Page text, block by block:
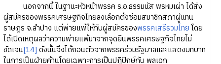
นอกจากนี้ ในฐานะหัวหน้าพรรค ร.อ.ธรรมนัส พรหมเผ่า ได้ส่ง
ผู้สมัครของพรรคเศรษฐกิจไทยลงเลือกตั้งซ่อมสมาชิกสภาผู้แทน
ราษฎร จ.ลำปาง แต่พ่ายแพ้ให้กับผู้สมัครของพรรคเสรีรวมไทยโดย
ได้เปิดเหตุผลว่าความพ่ายแพ้มาจากจุดยืนพรรคเศรษฐกิจไทยไม่
ชัดเจน[14] ดังนั้นจึงได้ถอนตัวจากพรรคร่วมรัฐบาลและแสดงบทบาท
ในการเป็นฝ่ายค้านโดยเฉพาะการเป็นปฏิปักษ์กับ พลเอก